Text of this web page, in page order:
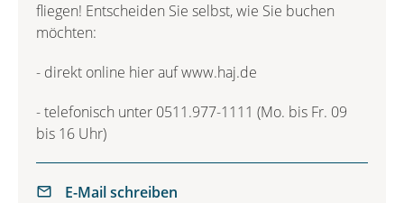
fliegen! Entscheiden Sie selbst, wie Sie buchen
möchten:
- direkt online hier auf www.haj.de
- telefonisch unter 0511.977-1111 (Mo. bis Fr. 09
bis 16 Uhr)
E-Mail schreiben